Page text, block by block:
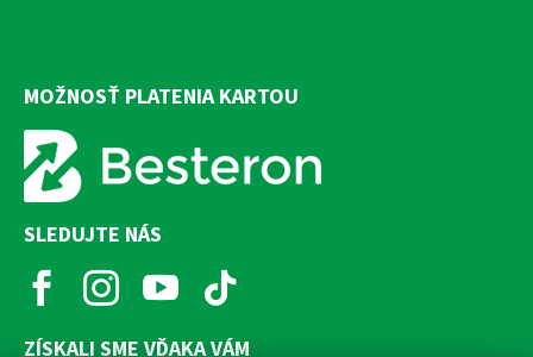
MOŽNOSŤ PLATENIA KARTOU
SLEDUJTE NÁS
ZÍSKALI SME VĎAKA VÁM